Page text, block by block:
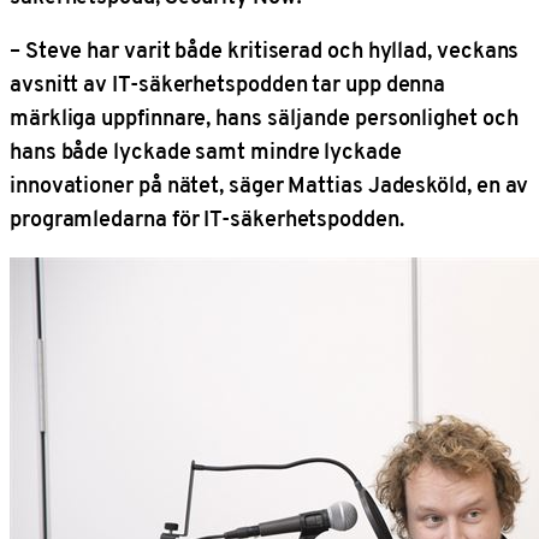
– Steve har varit både kritiserad och hyllad, veckans
avsnitt av IT-säkerhetspodden tar upp denna
märkliga uppfinnare, hans säljande personlighet och
hans både lyckade samt mindre lyckade
innovationer på nätet, säger Mattias Jadesköld, en av
programledarna för IT-säkerhetspodden.